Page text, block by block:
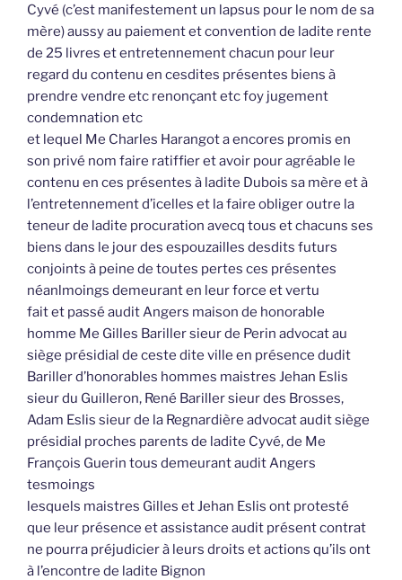
Cyvé (c’est manifestement un lapsus pour le nom de sa
mère) aussy au paiement et convention de ladite rente
de 25 livres et entretennement chacun pour leur
regard du contenu en cesdites présentes biens à
prendre vendre etc renonçant etc foy jugement
condemnation etc
et lequel Me Charles Harangot a encores promis en
son privé nom faire ratiffier et avoir pour agréable le
contenu en ces présentes à ladite Dubois sa mère et à
l’entretennement d’icelles et la faire obliger outre la
teneur de ladite procuration avecq tous et chacuns ses
biens dans le jour des espouzailles desdits futurs
conjoints à peine de toutes pertes ces présentes
néanlmoings demeurant en leur force et vertu
fait et passé audit Angers maison de honorable
homme Me Gilles Bariller sieur de Perin advocat au
siège présidial de ceste dite ville en présence dudit
Bariller d’honorables hommes maistres Jehan Eslis
sieur du Guilleron, René Bariller sieur des Brosses,
Adam Eslis sieur de la Regnardière advocat audit siège
présidial proches parents de ladite Cyvé, de Me
François Guerin tous demeurant audit Angers
tesmoings
lesquels maistres Gilles et Jehan Eslis ont protesté
que leur présence et assistance audit présent contrat
ne pourra préjudicier à leurs droits et actions qu’ils ont
à l’encontre de ladite Bignon